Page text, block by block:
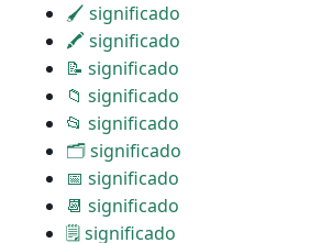
🖌 significado
🖍 significado
📝 significado
📁 significado
📂 significado
🗂 significado
📅 significado
📆 significado
🗒 significado